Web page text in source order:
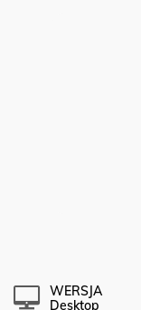
WERSJA
Desktop